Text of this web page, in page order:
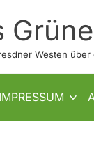
Westen
MENU
IMPRESSUM SHOW